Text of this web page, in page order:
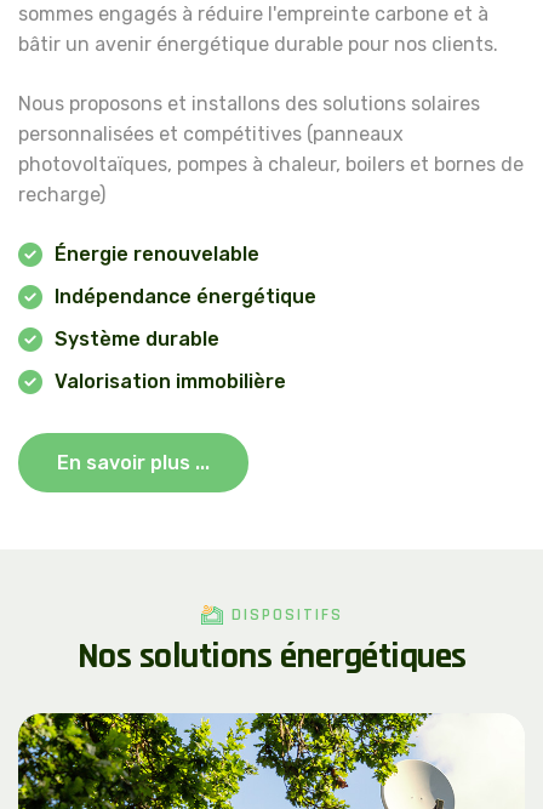
sommes engagés à réduire l'empreinte carbone et à
bâtir un avenir énergétique durable pour nos clients.
Nous proposons et installons des solutions solaires
personnalisées et compétitives (panneaux
photovoltaïques, pompes à chaleur, boilers et bornes de
recharge)
Énergie renouvelable
Indépendance énergétique
Système durable
Valorisation immobilière
En savoir plus ...
DISPOSITIFS
Nos solutions énergétiques